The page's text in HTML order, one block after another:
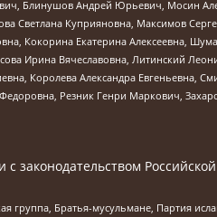
Блинушов Андрей Юрьевич, Мосин
Светлана Куприяновна, Максимов
Кокорина Екатерина Алексеевна,
Ирина Вячеславовна, Литинский
Королева Александра Евгеньевна,
Резник Генри Маркович,
законодательством
Братья-мусульмане, Партия